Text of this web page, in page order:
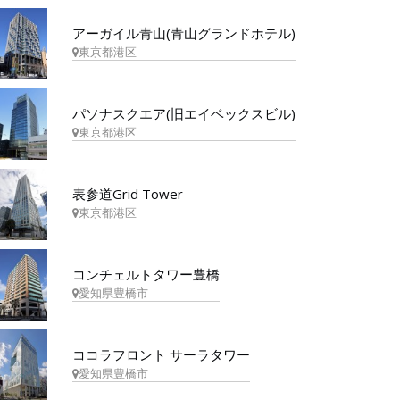
アーガイル青山(青山グランドホテル)
東京都港区
パソナスクエア(旧エイベックスビル)
東京都港区
表参道Grid Tower
東京都港区
コンチェルトタワー豊橋
愛知県豊橋市
ココラフロント サーラタワー
愛知県豊橋市